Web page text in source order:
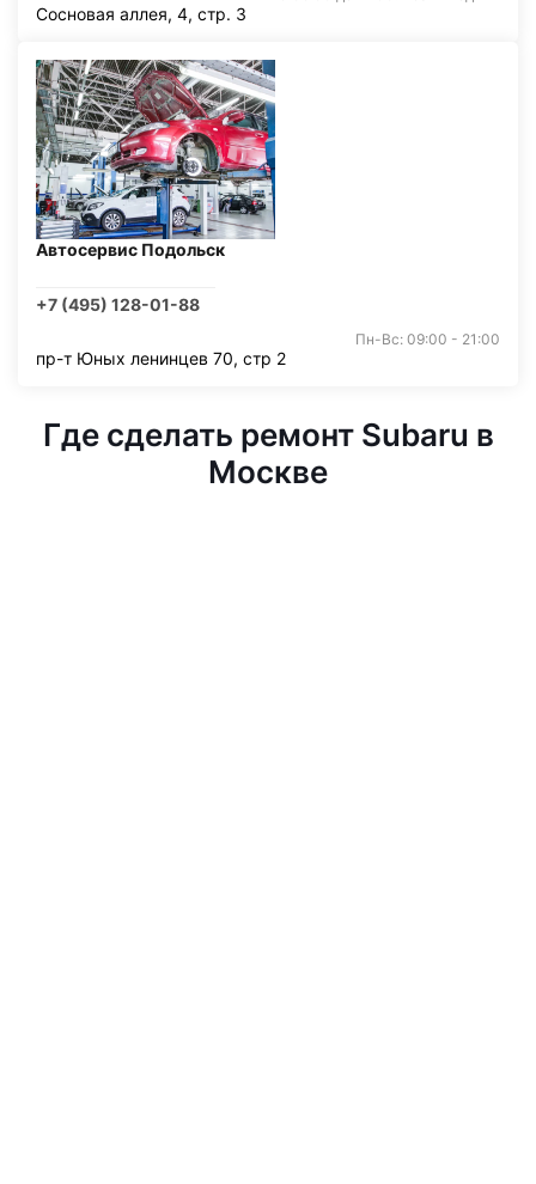
Сосновая аллея, 4, стр. 3
Автосервис Подольск
+7 (495) 128-01-88
Пн-Вс: 09:00 - 21:00
пр-т Юных ленинцев 70, стр 2
Где сделать ремонт Subaru в
Москве